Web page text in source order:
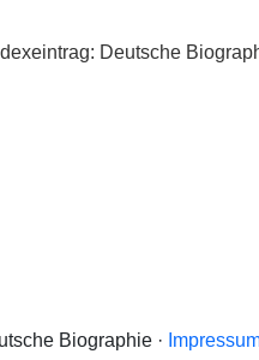
Deutsche
Biographie ·